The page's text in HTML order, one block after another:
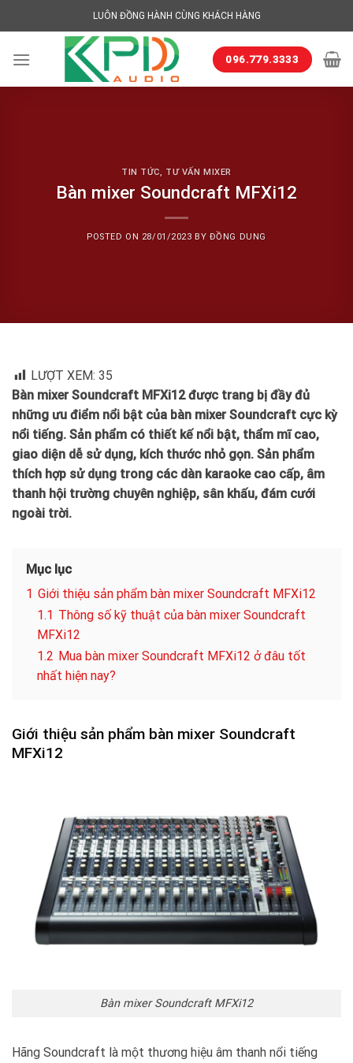
to
LUÔN ĐỒNG HÀNH CÙNG KHÁCH HÀNG
096.779.3333
TIN TỨC, TƯ VẤN MIXER
Bàn mixer Soundcraft MFXi12
POSTED ON 28/01/2023 BY ĐỒNG DUNG
LƯỢT XEM: 35
Bàn mixer Soundcraft MFXi12 được trang bị đầy đủ
những ưu điểm nổi bật của bàn mixer Soundcraft cực kỳ
nổi tiếng. Sản phẩm có thiết kế nổi bật, thẩm mĩ cao,
giao diện dễ sử dụng, kích thước nhỏ gọn. Sản phẩm
thích hợp sử dụng trong các dàn karaoke cao cấp, âm
thanh hội trường chuyên nghiệp, sân khấu, đám cưới
ngoài trời.
Mục lục
1 Giới thiệu sản phẩm bàn mixer Soundcraft MFXi12
1.1 Thông số kỹ thuật của bàn mixer Soundcraft
MFXi12
1.2 Mua bàn mixer Soundcraft MFXi12 ở đâu tốt
nhất hiện nay?
Giới thiệu sản phẩm bàn mixer Soundcraft
MFXi12
Bàn mixer Soundcraft MFXi12
Hãng Soundcraft là một thương hiệu âm thanh nổi tiếng